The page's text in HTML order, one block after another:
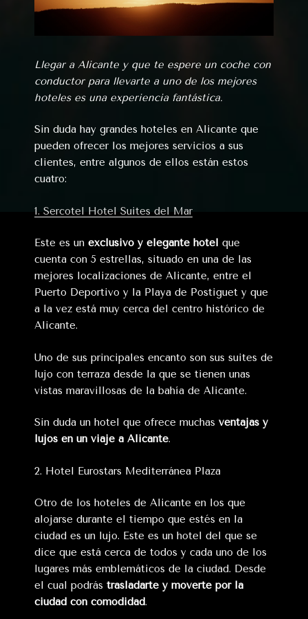
Llegar a Alicante y que te espere un coche con
conductor para llevarte a uno de los mejores
hoteles es una experiencia fantástica.
Sin duda hay grandes hoteles en Alicante que
pueden ofrecer los mejores servicios a sus
clientes, entre algunos de ellos están estos
cuatro:
1. Sercotel Hotel Suites del Mar
Este es un exclusivo y elegante hotel que
cuenta con 5 estrellas, situado en una de las
mejores localizaciones de Alicante, entre el
Puerto Deportivo y la Playa de Postiguet y que
a la vez está muy cerca del centro histórico de
Alicante.
Uno de sus principales encanto son sus suites de
lujo con terraza desde la que se tienen unas
vistas maravillosas de la bahía de Alicante.
Sin duda un hotel que ofrece muchas ventajas y
lujos en un viaje a Alicante.
2. Hotel Eurostars Mediterránea Plaza
Otro de los hoteles de Alicante en los que
alojarse durante el tiempo que estés en la
ciudad es un lujo. Este es un hotel del que se
dice que está cerca de todos y cada uno de los
lugares más emblemáticos de la ciudad. Desde
el cual podrás trasladarte y moverte por la
ciudad con comodidad.